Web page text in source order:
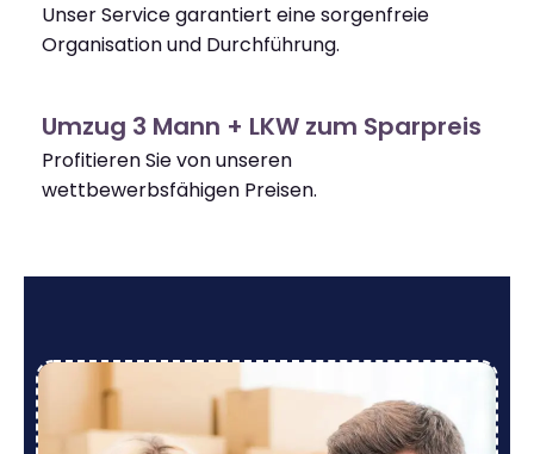
Unser Service garantiert eine sorgenfreie
Organisation und Durchführung.
Umzug 3 Mann + LKW zum Sparpreis
Profitieren Sie von unseren
wettbewerbsfähigen Preisen.